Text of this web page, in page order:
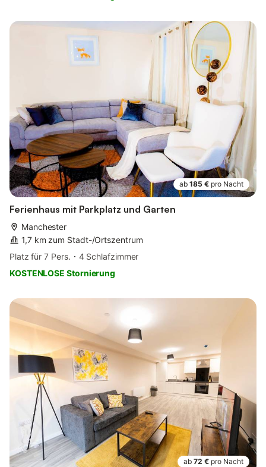
ab 185 € pro Nacht
Ferienhaus mit Parkplatz und Garten
Manchester
1,7 km zum Stadt-/Ortszentrum
Platz für 7 Pers.
4 Schlafzimmer
KOSTENLOSE Stornierung
ab 72 € pro Nacht